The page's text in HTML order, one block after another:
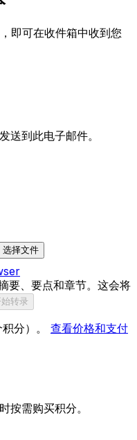
即可在收件箱中收到您
送到此电子邮件。
选择文件
要、要点和章节。这会将
始转录
分）。
查看价格和支付
按需购买积分。